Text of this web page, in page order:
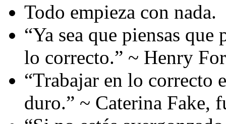
Todo empieza con nada.
“Ya sea que piensas que
lo correcto.” ~ Henry
“Trabajar en lo correcto
duro.” ~ Caterina Fake,